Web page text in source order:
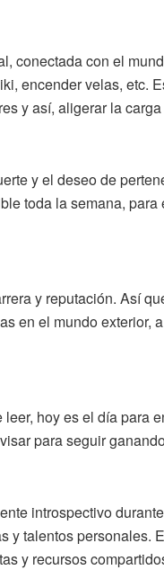
conectada con el
encender velas, etc.
y así, aligerar la
y el deseo de
toda la semana,
y reputación. Así
en el mundo exterior,
hoy es el día para
para seguir
introspectivo
y talentos personales.
y recursos